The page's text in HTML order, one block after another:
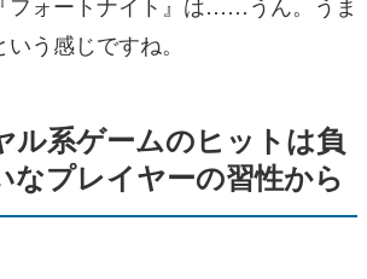
う感じですね。
ル系ゲームのヒットは負
なプレイヤーの習性から